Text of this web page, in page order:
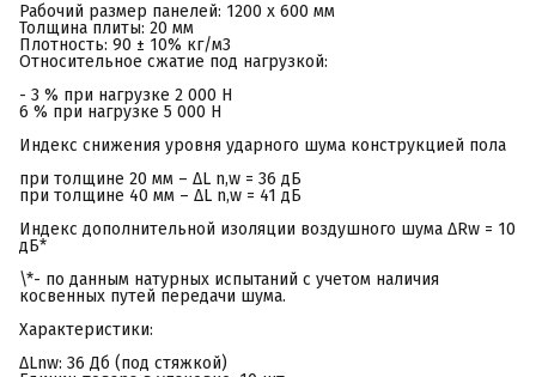
Рабочий размер панелей: 1200 х 600 мм
Толщина плиты: 20 мм
Плотность: 90 ± 10% кг/м3
Относительное сжатие под нагрузкой:
- 3 % при нагрузке 2 000 Н
6 % при нагрузке 5 000 Н
Индекс снижения уровня ударного шума конструкцией пола
при толщине 20 мм – ΔL n,w = 36 дБ
при толщине 40 мм – ΔL n,w = 41 дБ
Индекс дополнительной изоляции воздушного шума ΔRw = 10
дБ*
\*- по данным натурных испытаний с учетом наличия
косвенных путей передачи шума.
Характеристики:
ΔLnw: 36 Дб (под стяжкой)